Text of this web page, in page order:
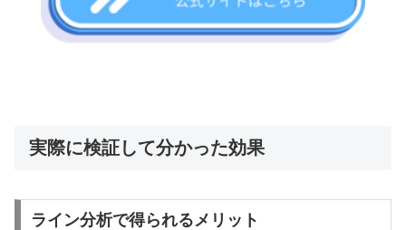
実際に検証して分かった効果
ライン分析で得られるメリット